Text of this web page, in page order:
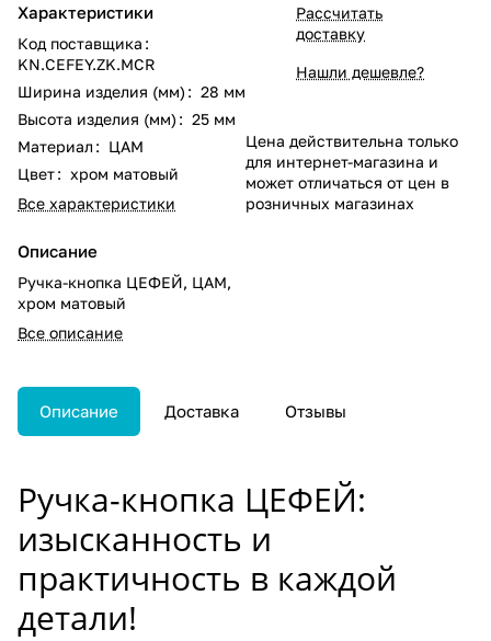
Характеристики
Код поставщика :
KN.CEFEY.ZK.MCR
Ширина изделия (мм) : 28 мм
Высота изделия (мм) : 25 мм
Материал : ЦАМ
Цвет: хром матовый
Все характеристики
Описание
Ручка-кнопка ЦЕФЕЙ, ЦАМ,
хром матовый
Все описание
Рассчитать
доставку
Нашли дешевле?
Цена действительна только
для интернет-магазина и
может отличаться от цен в
розничных магазинах
Описание Доставка Отзывы
Ручка-кнопка ЦЕФЕЙ:
изысканность и
практичность в каждой
детали!